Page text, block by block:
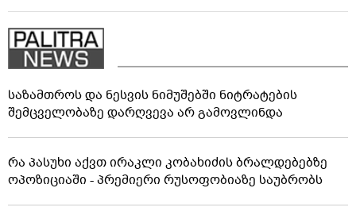
საზამთროს და ნესვის ნიმუშებში ნიტრატების
შემცველობაზე დარღვევა არ გამოვლინდა
რა პასუხი აქვთ ირაკლი კობახიძის ბრალდებებზე
ოპოზიციაში - პრემიერი რუსოფობიაზე საუბრობს